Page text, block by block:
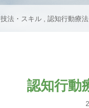
技法・スキル 認知行動療法
認知行動